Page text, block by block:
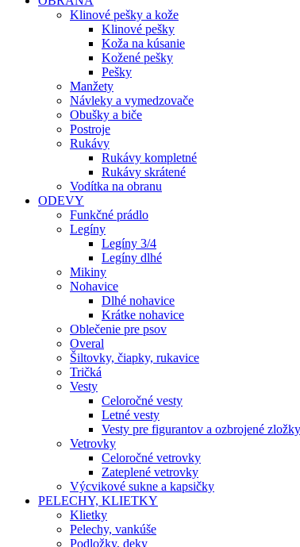
Klinové pešky a kože
Klinové pešky
Koža na kúsanie
Kožené pešky
Pešky
Manžety
Návleky a vymedzovače
Obušky a biče
Postroje
Rukávy
Rukávy kompletné
Rukávy skrátené
Vodítka na obranu
ODEVY
Funkčné prádlo
Legíny
Legíny 3/4
Legíny dlhé
Mikiny
Nohavice
Dlhé nohavice
Krátke nohavice
Oblečenie pre psov
Overal
Šiltovky, čiapky, rukavice
Tričká
Vesty
Celoročné vesty
Letné vesty
Vesty pre figurantov a ozbrojené zložky
Vetrovky
Celoročné vetrovky
Zateplené vetrovky
Výcvikové sukne a kapsičky
PELECHY, KLIETKY
Klietky
Pelechy, vankúše
Podložky, deky